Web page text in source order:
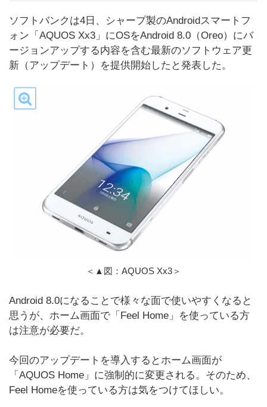
ソフトバンクは4日、シャープ製のAndroidスマートフ
ォン「AQUOS Xx3」にOSをAndroid 8.0（Oreo）にバ
ージョンアップする内容を含む最新のソフトウェア更
新（アップデート）を提供開始したと発表した。
＜▲図：AQUOS Xx3＞
Android 8.0になることで様々な面で使いやすくなると
思うが、ホーム画面で「Feel Home」を使っている方
は注意が必要だ。
今回のアップデートを導入するとホーム画面が
「AQUOS Home」に強制的に変更される。そのため、
Feel Homeを使っている方は気をつけてほしい。